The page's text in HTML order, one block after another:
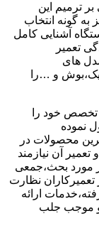
ترمیم این
به گونه انتخاب
آشنایی کامل
تعمیر
های
و …را
تخصص خود را
نموده
محصولات در
آن نیازمند
مورد بحث،جمعی
نظارت
ارائه
و موجب جلب